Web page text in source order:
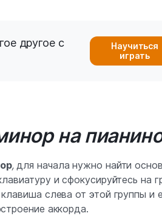
другое с
Научиться
играть
на
,для начала нужно найти
и сфокусируйтесь на
слева от этой группы и
аккорда.